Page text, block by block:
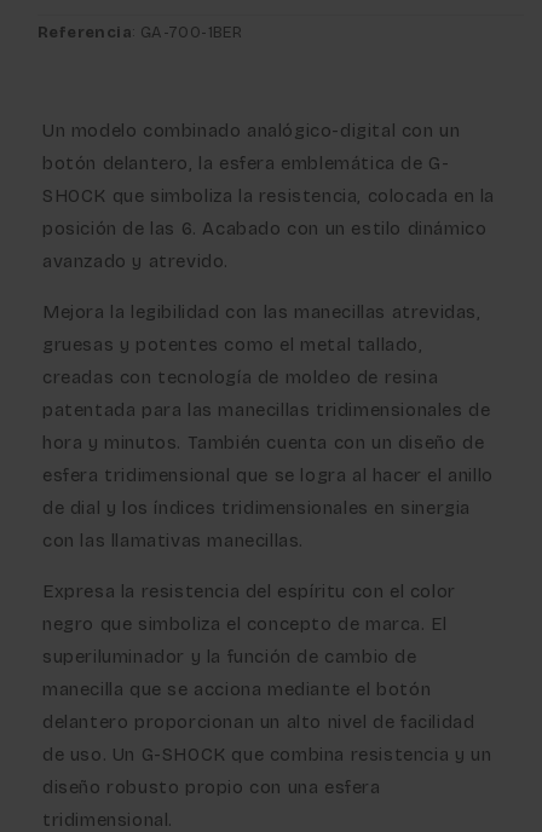
Referencia: GA-700-1BER
Un modelo combinado analógico-digital con un
botón delantero, la esfera emblemática de G-
SHOCK que simboliza la resistencia, colocada en la
posición de las 6. Acabado con un estilo dinámico
avanzado y atrevido.
Mejora la legibilidad con las manecillas atrevidas,
gruesas y potentes como el metal tallado,
creadas con tecnología de moldeo de resina
patentada para las manecillas tridimensionales de
hora y minutos. También cuenta con un diseño de
esfera tridimensional que se logra al hacer el anillo
de dial y los índices tridimensionales en sinergia
con las llamativas manecillas.
Expresa la resistencia del espíritu con el color
negro que simboliza el concepto de marca. El
superiluminador y la función de cambio de
manecilla que se acciona mediante el botón
delantero proporcionan un alto nivel de facilidad
de uso. Un G-SHOCK que combina resistencia y un
diseño robusto propio con una esfera
tridimensional.